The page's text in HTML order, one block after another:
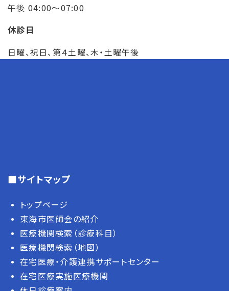
午後 04:00～07:00
休診日
日曜、祝日、第４土曜、木・土曜午後
■サイトマップ
トップページ
東海市医師会の紹介
医療機関検索（診療科目）
医療機関検索（地図）
在宅医療・介護連携サポートセンター
在宅医療実施医療機関